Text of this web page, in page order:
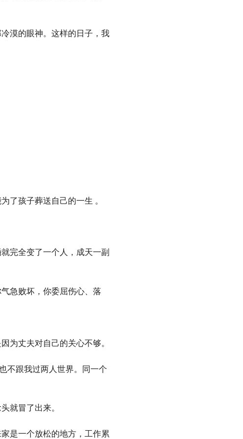
漠的眼神。这样的日子，我
了孩子葬送自己的一生 。
完全变了一个人，成天一副
急败坏，你委屈伤心、落
为丈夫对自己的关心不够。
不跟我过两人世界。同一个
就冒了出来。
是一个放松的地方，工作累